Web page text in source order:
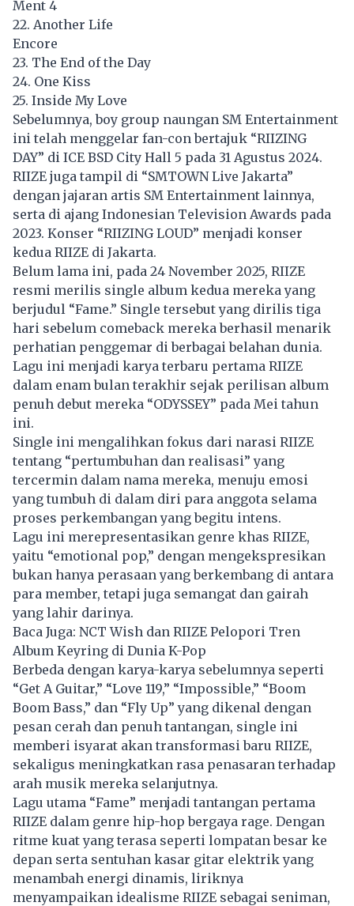
Ment 4
22. Another Life
Encore
23. The End of the Day
24. One Kiss
25. Inside My Love
Sebelumnya, boy group naungan SM Entertainment
ini telah menggelar fan-con bertajuk “RIIZING
DAY” di ICE BSD City Hall 5 pada 31 Agustus 2024.
RIIZE juga tampil di “SMTOWN Live Jakarta”
dengan jajaran artis SM Entertainment lainnya,
serta di ajang Indonesian Television Awards pada
2023. Konser “RIIZING LOUD” menjadi konser
kedua RIIZE di Jakarta.
Belum lama ini, pada 24 November 2025, RIIZE
resmi merilis single album kedua mereka yang
berjudul “Fame.” Single tersebut yang dirilis tiga
hari sebelum comeback mereka berhasil menarik
perhatian penggemar di berbagai belahan dunia.
Lagu ini menjadi karya terbaru pertama RIIZE
dalam enam bulan terakhir sejak perilisan album
penuh debut mereka “ODYSSEY” pada Mei tahun
ini.
Single ini mengalihkan fokus dari narasi RIIZE
tentang “pertumbuhan dan realisasi” yang
tercermin dalam nama mereka, menuju emosi
yang tumbuh di dalam diri para anggota selama
proses perkembangan yang begitu intens.
Lagu ini merepresentasikan genre khas RIIZE,
yaitu “emotional pop,” dengan mengekspresikan
bukan hanya perasaan yang berkembang di antara
para member, tetapi juga semangat dan gairah
yang lahir darinya.
Baca Juga: NCT Wish dan RIIZE Pelopori Tren
Album Keyring di Dunia K-Pop
Berbeda dengan karya-karya sebelumnya seperti
“Get A Guitar,” “Love 119,” “Impossible,” “Boom
Boom Bass,” dan “Fly Up” yang dikenal dengan
pesan cerah dan penuh tantangan, single ini
memberi isyarat akan transformasi baru RIIZE,
sekaligus meningkatkan rasa penasaran terhadap
arah musik mereka selanjutnya.
Lagu utama “Fame” menjadi tantangan pertama
RIIZE dalam genre hip-hop bergaya rage. Dengan
ritme kuat yang terasa seperti lompatan besar ke
depan serta sentuhan kasar gitar elektrik yang
menambah energi dinamis, liriknya
menyampaikan idealisme RIIZE sebagai seniman,